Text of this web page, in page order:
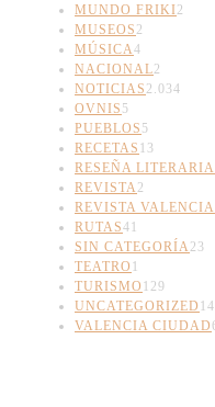
MUNDO FRIKI2
MUSEOS 2
MÚSICA4
NACIONAL2
NOTICIAS 2.034
OVNIS 5
PUEBLOS 5
RECETAS 13
RESEÑA LITERARIA
REVISTA 2
REVISTA VALENCIA
RUTAS41
SIN CATEGORÍA 23
TEATRO 1
TURISMO 129
UNCATEGORIZED
VALENCIA CIUDAD